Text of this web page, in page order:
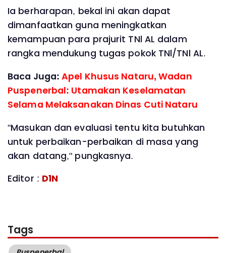
Ia berharapan, bekal ini akan dapat
dimanfaatkan guna meningkatkan
kemampuan para prajurit TNl AL dalam
rangka mendukung tugas pokok TNl/TNl AL.
Baca Juga:Apel Khusus Nataru, Wadan
Puspenerbal: Utamakan Keselamatan
Selama Melaksanakan Dinas Cuti Nataru
"Masukan dan evaluasi tentu kita butuhkan
untuk perbaikan-perbaikan di masa yang
akan datang," pungkasnya.
Editor : D1N
Tags